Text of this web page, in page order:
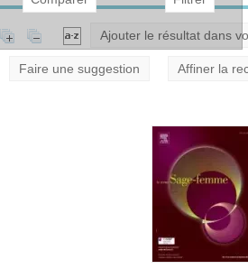
Ajouter le résultat dans
Faire une suggestion Affiner la